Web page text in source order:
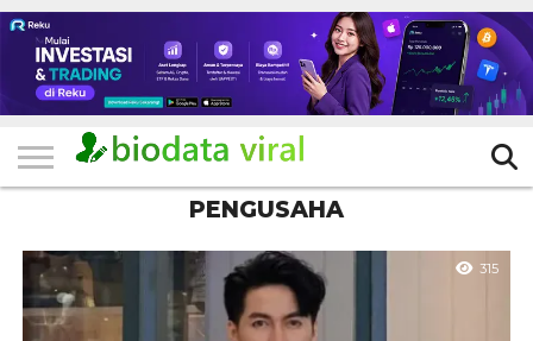
HOME
FILTER
KATEGORI
IKLAN
GRATIS
TERVIRAL
TRADING
KOMUNITAS
BERITA
BISNIS
LAINNYA
PENGUSAHA
315